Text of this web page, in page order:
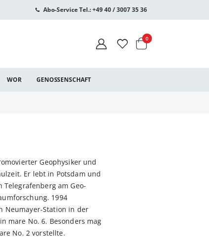
Abo-Service Tel.: +49 40 / 3007 35 36
Warenkorb
0Artikel
WOR GENOSSENSCHAFT
Geophysiker und
Er lebt in Potsdam und
am Geo-
1994
Neumayer-Station in der
mare No. 6. Besonders mag
No. 2 vorstellte.